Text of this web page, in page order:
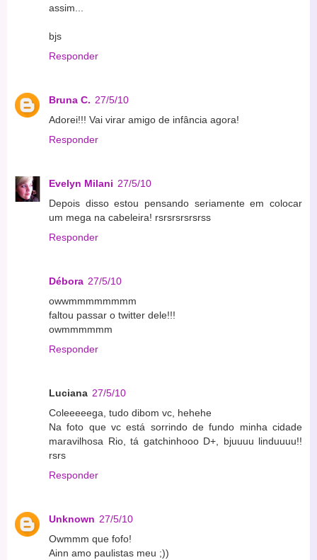
assim...
bjs
Responder
Bruna C. 27/5/10
Adorei!!! Vai virar amigo de infância agora!
Responder
Evelyn Milani 27/5/10
Depois disso estou pensando seriamente em colocar
um mega na cabeleira! rsrsrsrsrsrss
Responder
Débora 27/5/10
owwmmmmmmmm
faltou passar o twitter dele!!!
owmmmmmm
Responder
Luciana 27/5/10
Coleeeeega, tudo dibom vc, hehehe
Na foto que vc está sorrindo de fundo minha cidade
maravilhosa Rio, tá gatchinhooo D+, bjuuuu linduuuu!!
rsrs
Responder
Unknown 27/5/10
Owmmm que fofo!
Ainn amo paulistas meu ;))